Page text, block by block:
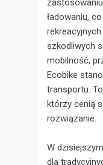
ładowaniu,
szkodliwych
mobilność,
Ecobike
transportu.
którzy cenią
rozwiązanie.
W
dla